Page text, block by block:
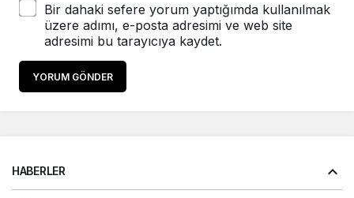
Bir dahaki sefere yorum yaptığımda kullanılmak
üzere adımı, e-posta adresimi ve web site
adresimi bu tarayıcıya kaydet.
YORUM GÖNDER
HABERLER